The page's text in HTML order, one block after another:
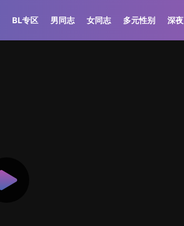
BL专区 男同志 女同志 多元性别 深夜